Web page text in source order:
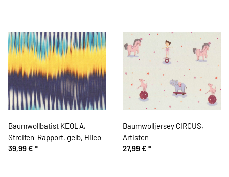
Baumwollbatist KEOLA,
Streifen-Rapport, gelb, Hilco
39,99 € *
Baumwolljersey CIRCUS,
Artisten
27,99 € *